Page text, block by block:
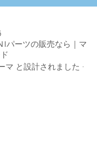
パーツの販売なら｜マ
マ と設計されました ·